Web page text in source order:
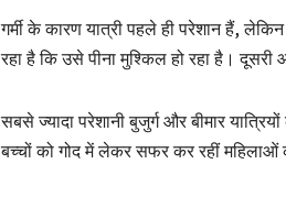
गर्मी के कारण यात्री पहले ही परेशान हैं,
रहा है कि उसे पीना मुश्किल हो रहा है।
सबसे ज्यादा परेशानी बुजुर्ग और बीमार
बच्चों को गोद में लेकर सफर कर रहीं महिलाओं